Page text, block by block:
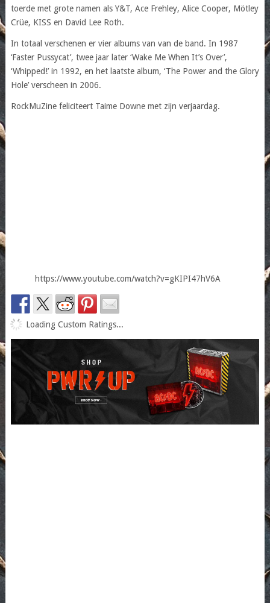
toerde met grote namen als Y&T, Ace Frehley, Alice Cooper, Mötley
Crüe, KISS en David Lee Roth.
In totaal verschenen er vier albums van van de band. In 1987
‘Faster Pussycat’, twee jaar later ‘Wake Me When It’s Over’,
‘Whipped!’ in 1992, en het laatste album, ‘The Power and the Glory
Hole’ verscheen in 2006.
RockMuZine feliciteert Taime Downe met zijn verjaardag.
https://www.youtube.com/watch?v=gKIPI47hV6A
Loading Custom Ratings...